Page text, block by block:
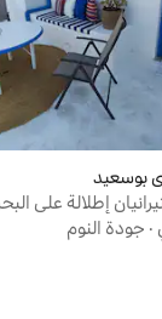
بوسعيد
إطلالة على
· جودة النوم